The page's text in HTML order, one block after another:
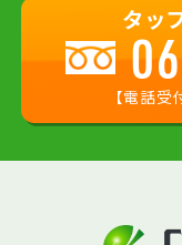
タッ
【電話